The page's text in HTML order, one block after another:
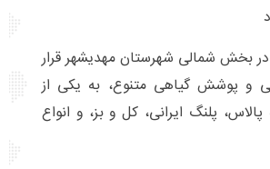
بخش شمالی شهرستان مهدیشهر قرار
و پوشش گیاهی متنوع، به یکی از
پلنگ ایرانی، کل و بز، و انواع